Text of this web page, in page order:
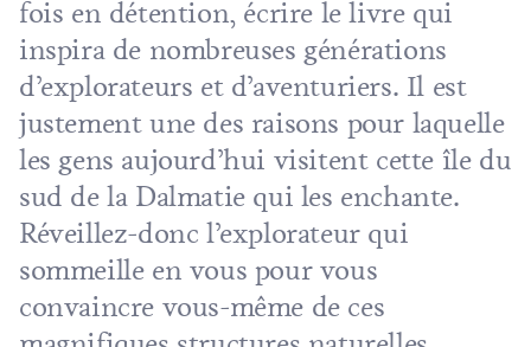
fois en détention, écrire le livre qui
inspira de nombreuses générations
d’explorateurs et d’aventuriers. Il est
justement une des raisons pour laquelle
les gens aujourd’hui visitent cette île du
sud de la Dalmatie qui les enchante.
Réveillez-donc l’explorateur qui
sommeille en vous pour vous
convaincre vous-même de ces